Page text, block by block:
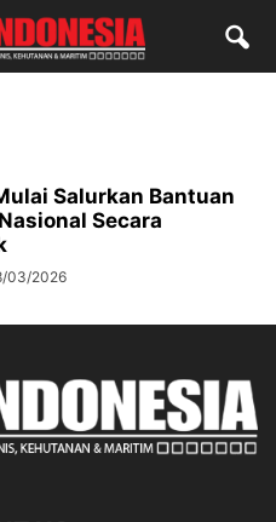
Salurkan Bantuan
Secara
03/2026